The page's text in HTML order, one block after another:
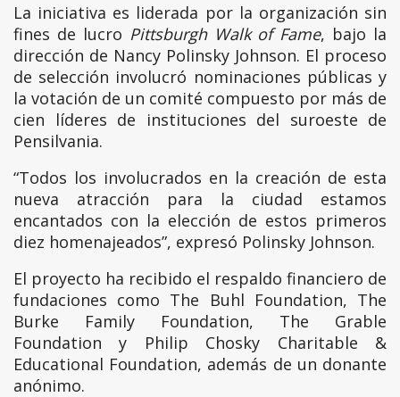
La iniciativa es liderada por la organización sin
fines de lucro Pittsburgh Walk of Fame, bajo la
dirección de Nancy Polinsky Johnson. El proceso
de selección involucró nominaciones públicas y
la votación de un comité compuesto por más de
cien líderes de instituciones del suroeste de
Pensilvania.
“Todos los involucrados en la creación de esta
nueva atracción para la ciudad estamos
encantados con la elección de estos primeros
diez homenajeados”, expresó Polinsky Johnson.
El proyecto ha recibido el respaldo financiero de
fundaciones como The Buhl Foundation, The
Burke Family Foundation, The Grable
Foundation y Philip Chosky Charitable &
Educational Foundation, además de un donante
anónimo.